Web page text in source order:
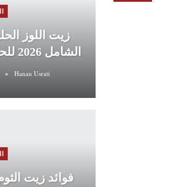
زيت اللوز
الشامل 2026 للحصول على بشرة…
Hanan Usrati